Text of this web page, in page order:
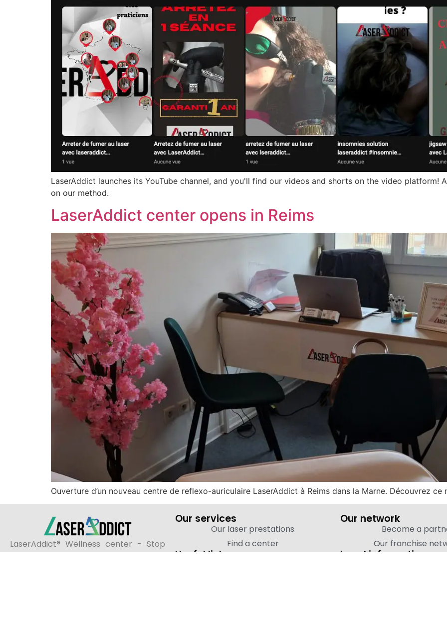
LaserAddict launches its YouTube channel, and you'll find our videos and shorts on the video platform!
on our method.
LaserAddict center opens in Reims
Ouverture d’un nouveau centre de reflexo-auriculaire LaserAddict à Reims dans la Marne. Découvrez
LaserAddict® Wellness center - Stop
Our services
Our laser prestations
Find a center
Useful links
Our network
Become a
Our franchise
Legal information